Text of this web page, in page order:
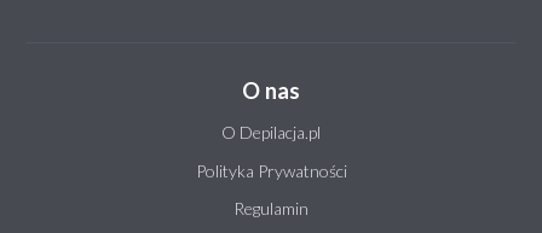
O nas
O Depilacja.pl
Polityka Prywatności
Regulamin